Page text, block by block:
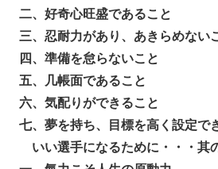
二、好奇心旺盛であること
三、忍耐力があり、あきらめない
四、準備を怠らないこと
五、几帳面であること
六、気配りができること
七、夢を持ち、目標を高く設定で
いい選手になるために・・・其